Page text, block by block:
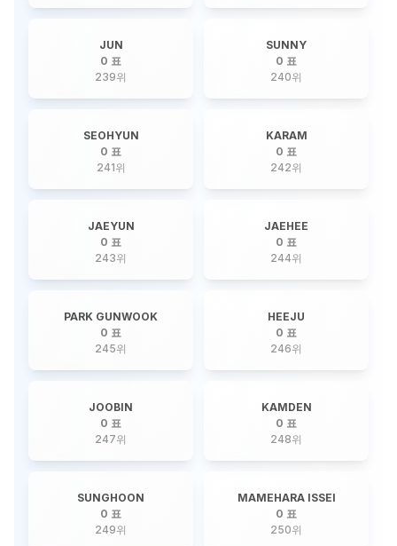
JUN
0 표
239위
SUNNY
0 표
240위
SEOHYUN
0 표
241위
KARAM
0 표
242위
JAEYUN
0 표
243위
JAEHEE
0 표
244위
PARK GUNWOOK
0 표
245위
HEEJU
0 표
246위
JOOBIN
0 표
247위
KAMDEN
0 표
248위
SUNGHOON
0 표
249위
MAMEHARA ISSEI
0 표
250위